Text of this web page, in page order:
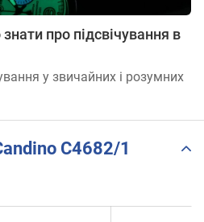
про підсвічування в
у звичайних і розумних
C4682/1